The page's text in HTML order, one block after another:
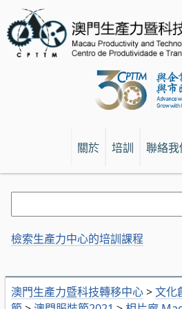
關於 培訓 聯絡我
澳門生產力暨科技轉移中心>文化
檢索生產力中心的培訓課程